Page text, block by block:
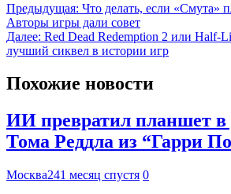
Предыдущая: Что делать, если «Смута»
Авторы игры дали совет
Далее: Red Dead Redemption 2 или Half-
лучший сиквел в истории игр
Похожие новости
ИИ превратил планшет в
Тома Реддла из “Гарри
Москва241 месяц спустя 0